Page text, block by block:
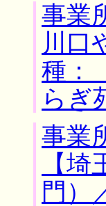
事業
川口
種：
らぎ
事業
【
門）